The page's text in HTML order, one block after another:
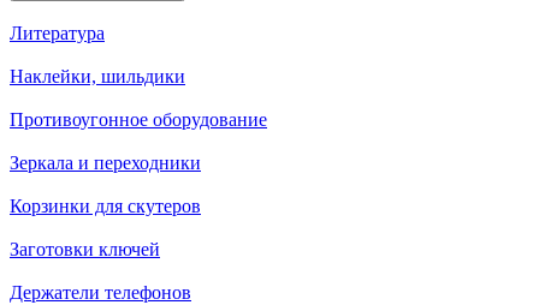
Литература
Наклейки, шильдики
Противоугонное оборудование
Зеркала и переходники
Корзинки для скутеров
Заготовки ключей
Держатели телефонов